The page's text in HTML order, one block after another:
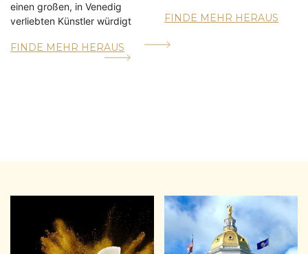
einen großen, in Venedig
verliebten Künstler würdigt
FINDE MEHR HERAUS
FINDE MEHR HERAUS